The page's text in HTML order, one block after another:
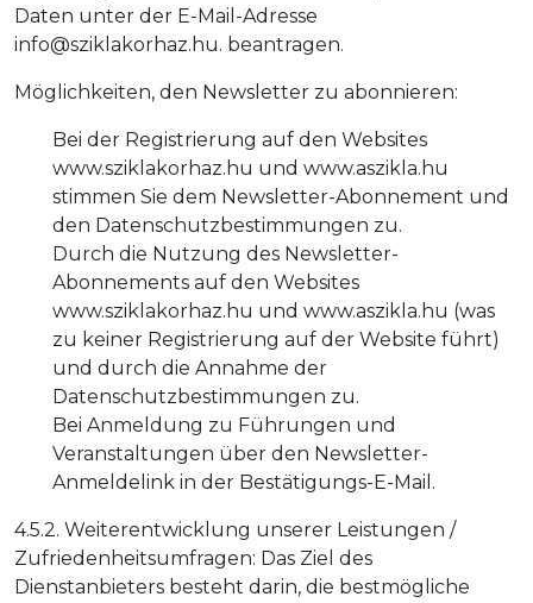
Daten unter der E-Mail-Adresse
info@sziklakorhaz.hu. beantragen.
Möglichkeiten, den Newsletter zu abonnieren:
Bei der Registrierung auf den Websites
www.sziklakorhaz.hu und www.aszikla.hu
stimmen Sie dem Newsletter-Abonnement und
den Datenschutzbestimmungen zu.
Durch die Nutzung des Newsletter-
Abonnements auf den Websites
www.sziklakorhaz.hu und www.aszikla.hu (was
zu keiner Registrierung auf der Website führt)
und durch die Annahme der
Datenschutzbestimmungen zu.
Bei Anmeldung zu Führungen und
Veranstaltungen über den Newsletter-
Anmeldelink in der Bestätigungs-E-Mail.
4.5.2. Weiterentwicklung unserer Leistungen /
Zufriedenheitsumfragen: Das Ziel des
Dienstanbieters besteht darin, die bestmögliche